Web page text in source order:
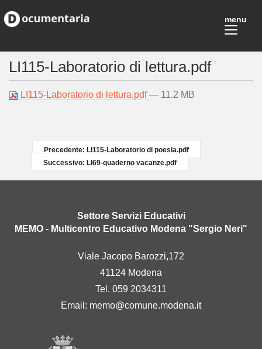
LI115-Laboratorio di lettura.pdf
LI115-Laboratorio di lettura.pdf— 11.2 MB
Precedente: LI115-Laboratorio di poesia.pdf
Successivo: LI69-quaderno vacanze.pdf
Settore Servizi Educativi
MEMO - Multicentro Educativo Modena "Sergio Neri"
Viale Jacopo Barozzi,172
41124 Modena
Tel. 059 2034311
Email: memo@comune.modena.it